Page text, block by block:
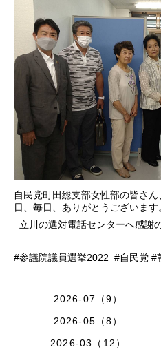
自民党町田総支部女性部の皆さ
日、毎日、ありがとうございます
立川の選対電話センターへ感謝
#参議院議員選挙2022 #自民党 #
2026-07（9）
2026-05（8）
2026-03（12）